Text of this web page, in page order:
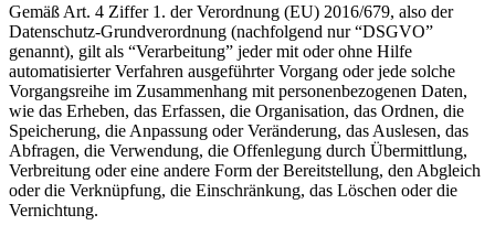
Gemäß Art. 4 Ziffer 1. der Verordnung (EU) 2016/679, also der
Datenschutz-Grundverordnung (nachfolgend nur “DSGVO”
genannt), gilt als “Verarbeitung” jeder mit oder ohne Hilfe
automatisierter Verfahren ausgeführter Vorgang oder jede solche
Vorgangsreihe im Zusammenhang mit personenbezogenen Daten,
wie das Erheben, das Erfassen, die Organisation, das Ordnen, die
Speicherung, die Anpassung oder Veränderung, das Auslesen, das
Abfragen, die Verwendung, die Offenlegung durch Übermittlung,
Verbreitung oder eine andere Form der Bereitstellung, den Abgleich
oder die Verknüpfung, die Einschränkung, das Löschen oder die
Vernichtung.